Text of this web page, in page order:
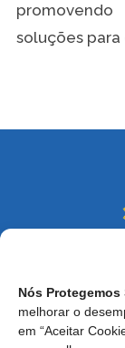
Nós Protegemos
melhorar o
em “Aceitar
soluções para
Endereço: SCS,
9º Andar CEP